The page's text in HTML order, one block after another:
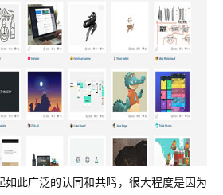
如此广泛的认同和共鸣，很大程度是因为